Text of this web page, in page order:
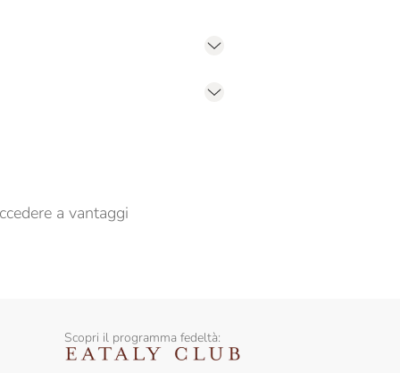
a vantaggi
Scopri il programma fedeltà: